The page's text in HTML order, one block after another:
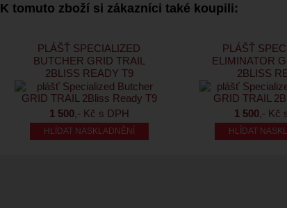
K tomuto zboží si zákazníci také koupili:
PLÁŠŤ SPECIALIZED
BUTCHER GRID TRAIL
2BLISS READY T9
1 500,- Kč s DPH
HLÍDAT NASKLADNĚNÍ
PLÁŠŤ
ELIMINATOR
2BLISS
1 500,- Kč
HLÍDAT